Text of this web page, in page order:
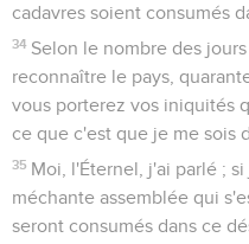
cadavres soient consumés
34 Selon le nombre des
reconnaître le pays,
vous porterez vos iniquités
ce que c'est que je me sois
35 Moi, l'Éternel, j'ai parlé ;
méchante assemblée qui
seront consumés dans ce